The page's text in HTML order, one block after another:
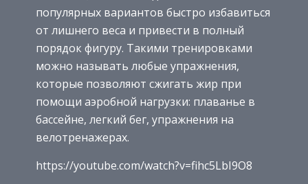
популярных вариантов быстро избавиться
от лишнего веса и привести в полный
порядок фигуру. Такими тренировками
можно называть любые упражнения,
которые позволяют сжигать жир при
помощи аэробной нагрузки: плаванье в
бассейне, легкий бег, упражнения на
велотренажерах.
https://youtube.com/watch?v=fihc5LbI9O8